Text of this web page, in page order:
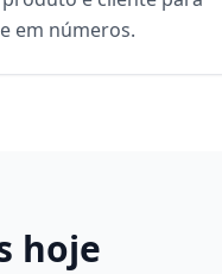
em números.
hoje